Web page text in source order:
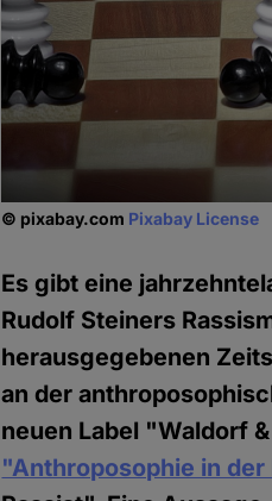
© pixabay.com Pixabay License
Es gibt eine
Rudolf Steiners
herausgegebenen
an der
neuen Label "Waldorf
"Anthroposophie in